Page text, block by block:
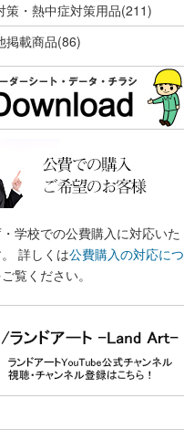
策・熱中症対策用品(211)
掲載商品(86)
学校での公費購入に対応いた
詳しくは公費購入の対応につ
覧ください。